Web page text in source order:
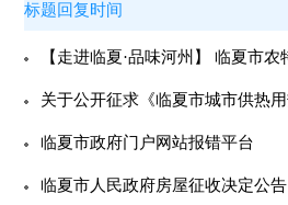
标题回复时间
临夏市政府门户网站报错平台
临夏市人民政府房屋征收决定公告